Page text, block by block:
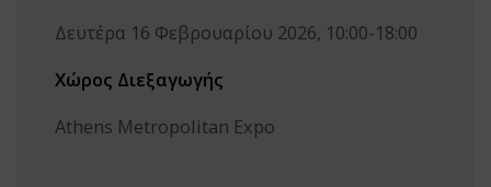
Δευτέρα 16 Φεβρουαρίου 2026, 10:00-18:00
Χώρος Διεξαγωγής
Athens Metropolitan Expo